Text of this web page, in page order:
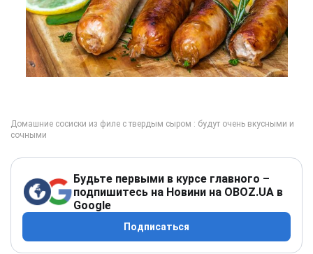
Будьте первыми в курсе главного –
подпишитесь на Новини на OBOZ.UA в
Google
Подписаться